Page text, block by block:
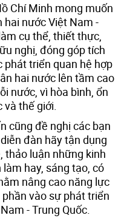
Chí Minh mong muốn
hai nước Việt Nam -
cụ thể, thiết thực,
nghị, đóng góp tích
triển quan hệ hợp
hai nước lên tầm cao
nước, vì hòa bình, ổn
và thế giới.
cũng đề nghị các bạn
đàn hãy tận dụng
thảo luận những kinh
hay, sáng tạo, có
nâng cao năng lực
vào sự phát triển
- Trung Quốc.